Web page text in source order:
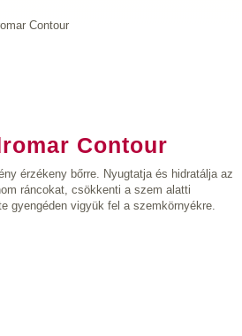
Contour
Contour
érzékeny bőrre. Nyugtatja és hidratálja az
ráncokat, csökkenti a szem alatti
gyengéden vigyük fel a szemkörnyékre.